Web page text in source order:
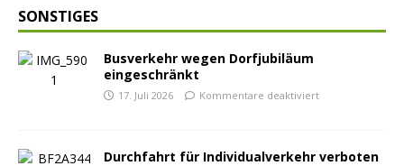
SONSTIGES
Busverkehr wegen Dorfjubiläum
eingeschränkt
17. Juli 2026 Kommentare deaktiviert
Durchfahrt für Individualverkehr verboten